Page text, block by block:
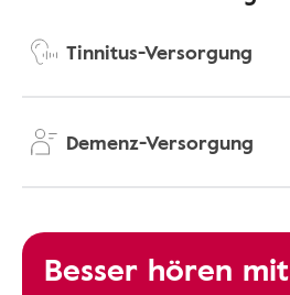
Tinnitus-Versorgung
Demenz-Versorgung
Besser hören mit